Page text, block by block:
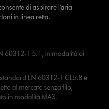
di aspirare l’aria
in linea retta.
60312-1 5.1, in modalità di
EN 60312-1 CL5.8 e
al mercato senza filo,
in modalità MAX.